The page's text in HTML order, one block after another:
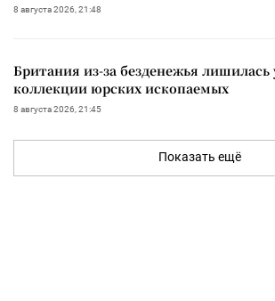
8 августа 2026, 21:48
Британия из-за безденежья лишилась
коллекции юрских ископаемых
8 августа 2026, 21:45
Показать ещё